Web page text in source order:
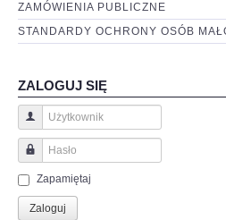
ZAMÓWIENIA PUBLICZNE
STANDARDY OCHRONY OSÓB
ZALOGUJ SIĘ
Użytkownik
Hasło
Zapamiętaj
Zaloguj